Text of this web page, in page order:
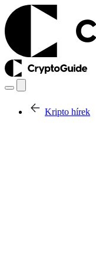
Kripto hírek